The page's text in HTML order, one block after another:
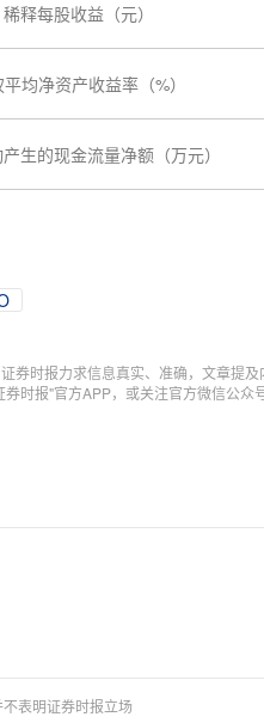
稀释每股收益（元）
均净资产收益率（%）
生的现金流量净额（万元）
券时报力求信息真实、准确，文章提
券时报"官方APP，或关注官方微信公
表明证券时报立场